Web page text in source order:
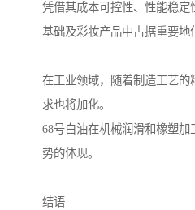
凭借其成本可控性、性能稳
基础及彩妆产品中占据重要地
在工业领域，随着制造工艺
求也将加化。
68号白油在机械润滑和橡塑
势的体现。
结语